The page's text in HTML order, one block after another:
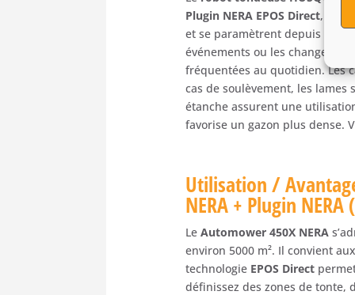
Plugin NERA EPOS Direct, il
et se paramètrent depuis
événements ou les
fréquentées au quotidien. Les
cas de soulèvement, les
étanche assurent une
favorise un gazon plus dense.
Utilisation /
NERA + Plugin NERA
LeAutomower 450X NERA
environ 5000 m². Il convient
technologie EPOS Direct
définissez des zones de tonte,